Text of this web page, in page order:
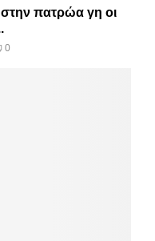
πατρώα γη οι
0